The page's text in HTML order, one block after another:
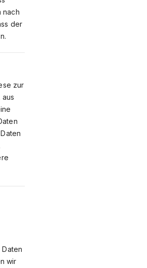
nach
der
zur
wir